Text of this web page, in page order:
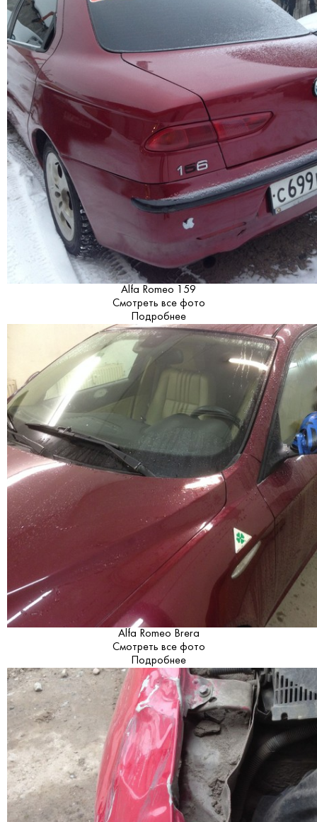
Alfa Romeo 159
Смотреть все фото
Подробнее
Alfa Romeo Brera
Смотреть все фото
Подробнее